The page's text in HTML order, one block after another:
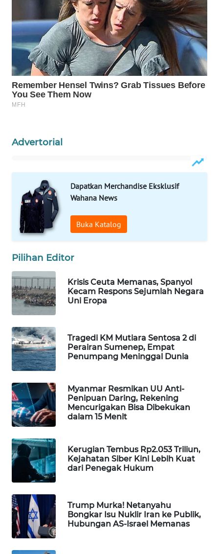
Advertorial
Dapatkan Merchandise Eksklusif
Wahana News
Buka Katalog
Pilihan Editor
Krisis Ceuta Memanas, Spanyol
Kecam Respons Sejumlah Negara
Uni Eropa
Tragedi KM Mutiara Sentosa 2 di
Perairan Sumenep, Empat
Penumpang Meninggal Dunia
Myanmar Resmikan UU Anti-
Penipuan Daring, Rekening
Mencurigakan Bisa Dibekukan
dalam 15 Menit
Kerugian Tembus Rp2.053 Triliun,
Kejahatan Siber Kini Lebih Kuat
dari Penegak Hukum
Trump Murka! Netanyahu
Bongkar Isu Nuklir Iran ke Publik,
Hubungan AS-Israel Memanas
WAHANA
ADVOKAT
WAHANA
INFRASTRUKTUR
WAHANA
KONSUMEN
LISTRIK
WAHANA
TV
WAHANANEWS
WAHANANEWS
CO ID
WAHANA
SPORT
WAHANA
UMKM
WAHANA
SELEB
WAHANA
PERSONA
OTOMOTIF
WAHANA
HEALTH